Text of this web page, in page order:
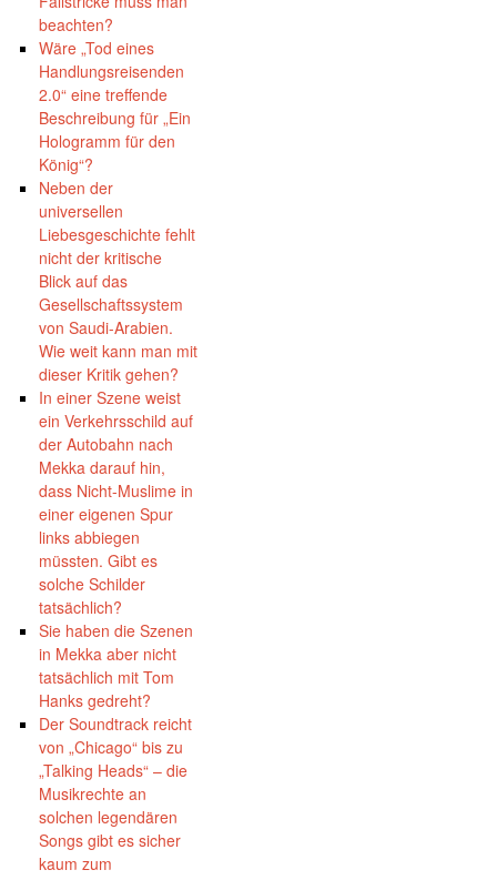
beachten?
Wäre „Tod eines
Handlungsreisenden
2.0“ eine treffende
Beschreibung für „Ein
Hologramm für den
König“?
Neben der
universellen
Liebesgeschichte fehlt
nicht der kritische
Blick auf das
Gesellschaftssystem
von Saudi-Arabien.
Wie weit kann man mit
dieser Kritik gehen?
In einer Szene weist
ein Verkehrsschild auf
der Autobahn nach
Mekka darauf hin,
dass Nicht-Muslime in
einer eigenen Spur
links abbiegen
müssten. Gibt es
solche Schilder
tatsächlich?
Sie haben die Szenen
in Mekka aber nicht
tatsächlich mit Tom
Hanks gedreht?
Der Soundtrack reicht
von „Chicago“ bis zu
„Talking Heads“ – die
Musikrechte an
solchen legendären
Songs gibt es sicher
kaum zum